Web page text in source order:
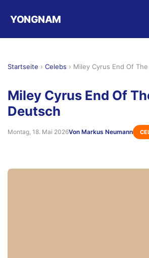
YONGNAM
Startseite › Celebs › Miley Cyrus End Of
Miley Cyrus End Of
Deutsch
Montag, 18. Mai 2026Von Markus Neumann